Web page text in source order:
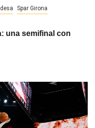
Spar Girona
una semifinal con